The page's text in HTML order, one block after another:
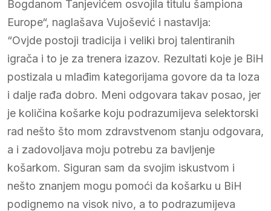
Bogdanom Tanjevićem osvojila titulu šampiona
Europe“, naglašava Vujošević i nastavlja:
“Ovjde postoji tradicija i veliki broj talentiranih
igrača i to je za trenera izazov. Rezultati koje je BiH
postizala u mlađim kategorijama govore da ta loza
i dalje rađa dobro. Meni odgovara takav posao, jer
je količina košarke koju podrazumijeva selektorski
rad nešto što mom zdravstvenom stanju odgovara,
a i zadovoljava moju potrebu za bavljenje
košarkom. Siguran sam da svojim iskustvom i
nešto znanjem mogu pomoći da košarku u BiH
podignemo na visok nivo, a to podrazumijeva